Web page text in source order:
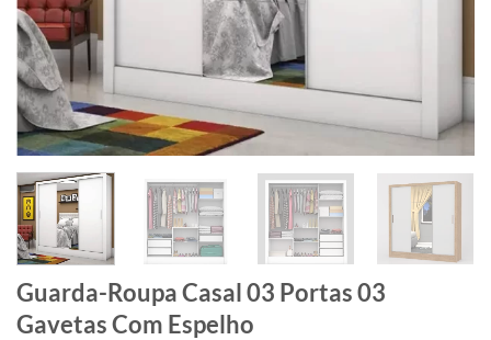
Guarda-Roupa Casal 03 Portas 03
Gavetas Com Espelho